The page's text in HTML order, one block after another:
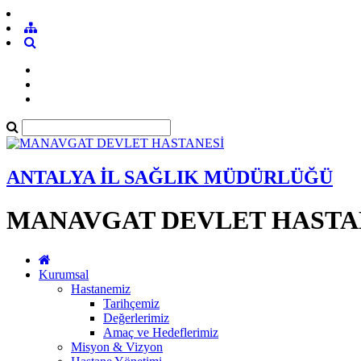
ANTALYA İL SAĞLIK MÜDÜRLÜĞÜ
MANAVGAT DEVLET
Kurumsal
Hastanemiz
Tarihçemiz
Değerlerimiz
Amaç ve Hedeflerimiz
Misyon & Vizyon